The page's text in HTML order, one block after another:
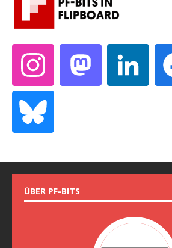
ÜBER PF-BITS